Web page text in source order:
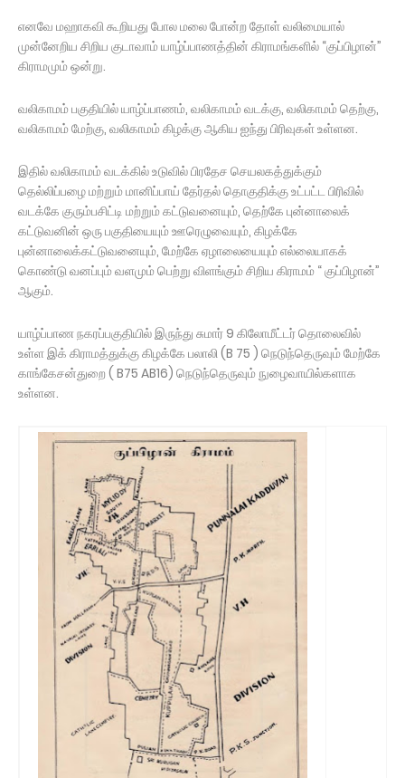
எனவே மஹாகவி கூறியது போல மலை போன்ற தோள் வலிமையால்
முன்னேறிய சிறிய குடாவாம் யாழ்ப்பாணத்தின் கிராமங்களில் “குப்பிழான்”
கிராமமும் ஒன்று.
வலிகாமம் பகுதியில் யாழ்ப்பாணம், வலிகாமம் வடக்கு, வலிகாமம் தெற்கு,
வலிகாமம் மேற்கு, வலிகாமம் கிழக்கு ஆகிய ஐந்து பிரிவுகள் உள்ளன.
இதில் வலிகாமம் வடக்கில் உடுவில் பிரதேச செயலகத்துக்கும்
தெல்லிப்பழை மற்றும் மானிப்பாய் தேர்தல் தொகுதிக்கு உட்பட்ட பிரிவில்
வடக்கே குரும்பசிட்டி மற்றும் கட்டுவனையும், தெற்கே புன்னாலைக்
கட்டுவனின் ஒரு பகுதியையும் ஊரெழுவையும், கிழக்கே
புன்னாலைக்கட்டுவனையும், மேற்கே ஏழாலையையும் எல்லையாகக்
கொண்டு வனப்பும் வளமும் பெற்று விளங்கும் சிறிய கிராமம் “ குப்பிழான்”
ஆகும்.
யாழ்ப்பாண நகரப்பகுதியில் இருந்து சுமார் 9 கிலோமீட்டர் தொலைவில்
உள்ள இக் கிராமத்துக்கு கிழக்கே பலாலி (B 75 ) நெடுந்தெருவும் மேற்கே
காங்கேசன்துறை ( B75 AB16) நெடுந்தெருவும் நுழைவாயில்களாக
உள்ளன.